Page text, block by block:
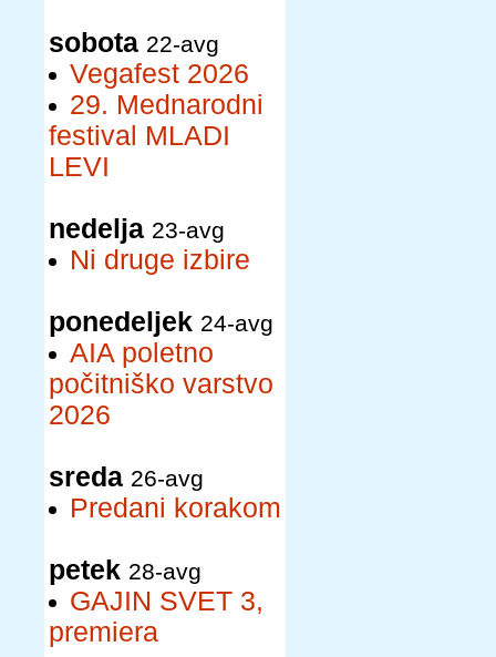
sobota 22-avg
Vegafest 2026
29. Mednarodni
festival MLADI
LEVI
nedelja 23-avg
Ni druge izbire
ponedeljek 24-avg
AIA poletno
počitniško varstvo
2026
sreda 26-avg
Predani korakom
petek 28-avg
GAJIN SVET 3,
premiera